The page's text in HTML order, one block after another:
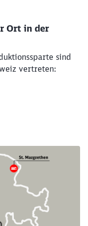
Ort in der
sind
vertreten: